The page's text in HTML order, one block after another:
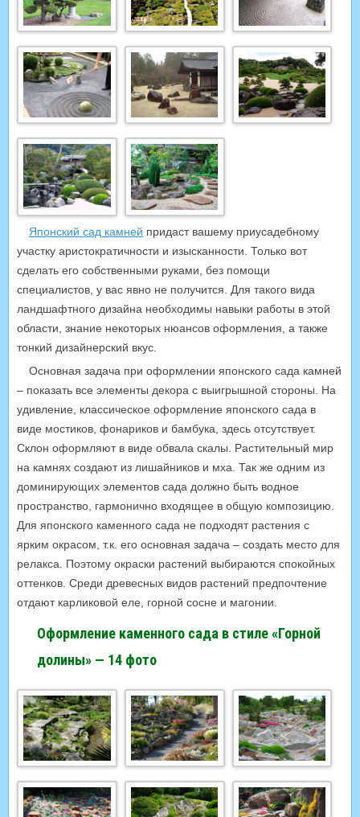
Японский сад камней придаст вашему приусадебному
участку аристократичности и изысканности. Только вот
сделать его собственными руками, без помощи
специалистов, у вас явно не получится. Для такого вида
ландшафтного дизайна необходимы навыки работы в этой
области, знание некоторых нюансов оформления, а также
тонкий дизайнерский вкус.
Основная задача при оформлении японского сада камней
– показать все элементы декора с выигрышной стороны. На
удивление, классическое оформление японского сада в
виде мостиков, фонариков и бамбука, здесь отсутствует.
Склон оформляют в виде обвала скалы. Растительный мир
на камнях создают из лишайников и мха. Так же одним из
доминирующих элементов сада должно быть водное
пространство, гармонично входящее в общую композицию.
Для японского каменного сада не подходят растения с
ярким окрасом, т.к. его основная задача – создать место для
релакса. Поэтому окраски растений выбираются спокойных
оттенков. Среди древесных видов растений предпочтение
отдают карликовой еле, горной сосне и магонии.
Оформление каменного сада в стиле «Горной
долины» — 14 фото